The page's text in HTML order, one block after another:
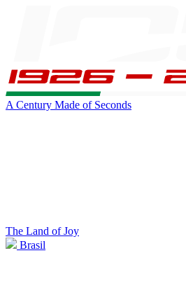
A Century Made of Seconds
The Land of Joy
Brasil